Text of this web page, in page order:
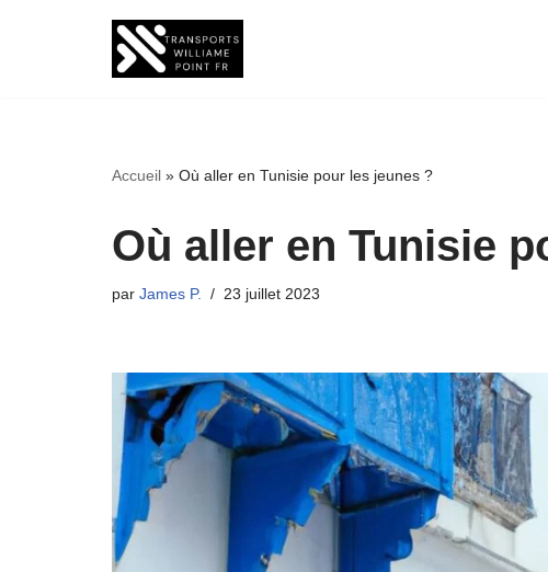
Accueil » Où aller en Tunisie pour les jeunes ?
Où aller en Tunisie
par James P. 23 juillet 2023